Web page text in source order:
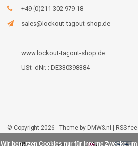
+49 (0)211 302 979 18
sales@lockout-tagout-shop.de
www.lockout-tagout-shop.de
USt-IdNr. : DE330398384
© Copyright 2026 - Theme by DMWS.nl RSS
Wir benutzen Cookies nur für interne Zwecke